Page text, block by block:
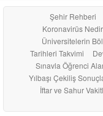
Şehir Rehberi
Koronavirüs Nedir
Üniversitelerin
Tarihleri Takvimi
Sınavla Öğrenci
Yılbaşı Çekiliş
İftar ve Sahur